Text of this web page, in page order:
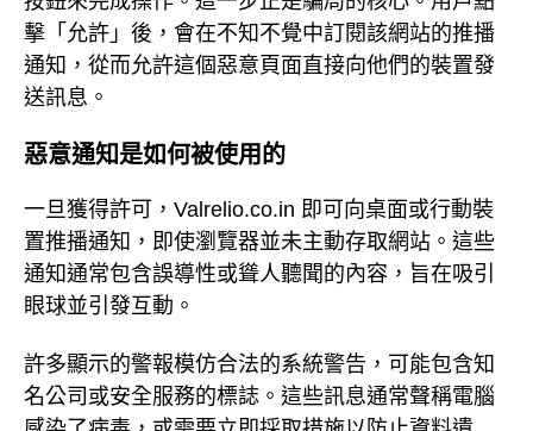
擊「允許」後，會在不知不覺中訂閱該網站的推播
通知，從而允許這個惡意頁面直接向他們的裝置發
送訊息。
惡意通知是如何被使用的
一旦獲得許可，Valrelio.co.in 即可向桌面或行動裝
置推播通知，即使瀏覽器並未主動存取網站。這些
通知通常包含誤導性或聳人聽聞的內容，旨在吸引
眼球並引發互動。
許多顯示的警報模仿合法的系統警告，可能包含知
名公司或安全服務的標誌。這些訊息通常聲稱電腦